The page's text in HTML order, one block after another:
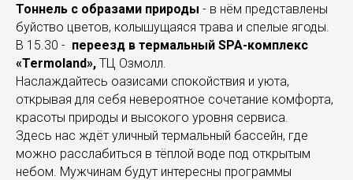
Тоннель с образами природы - в нём представлены
буйство цветов, колышущаяся трава и спелые ягоды.
В 15.30 - переезд в термальный SPA-комплекс
«Termoland», ТЦ Озмолл.
Наслаждайтесь оазисами спокойствия и уюта,
открывая для себя невероятное сочетание комфорта,
красоты природы и высокого уровня сервиса.
Здесь нас ждёт уличный термальный бассейн, где
можно расслабиться в тёплой воде под открытым
небом. Мужчинам будут интересны программы